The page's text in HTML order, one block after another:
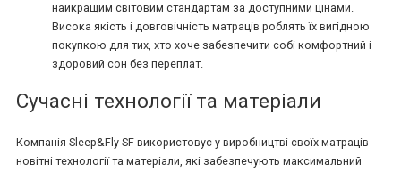
найкращим світовим стандартам за доступними цінами.
Висока якість і довговічність матраців роблять їх вигідною
покупкою для тих, хто хоче забезпечити собі комфортний і
здоровий сон без переплат.
Сучасні технології та матеріали
Компанія Sleep&Fly SF використовує у виробництві своїх матраців
новітні технології та матеріали, які забезпечують максимальний